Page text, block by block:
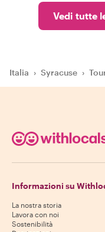
Vedi tutte
Italia › Syracuse ›
Informazioni su
La nostra storia
Lavora con noi
Sostenibilità